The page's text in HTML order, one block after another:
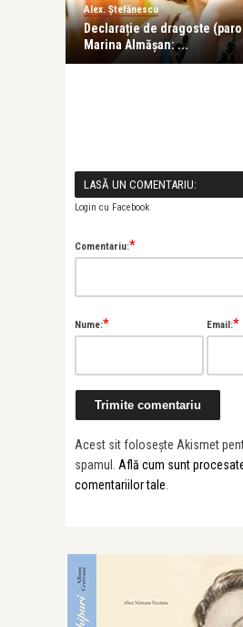
Alex. Ștefănescu
Declarație de dragoste (parodie) –
Marina Almășan: ...
LASĂ UN COMENTARIU:
Login cu Facebook
Comentariu:*
Nume:* Email:*
Acest sit folosește Akismet
spamul. Află cum sunt
comentariilor tale